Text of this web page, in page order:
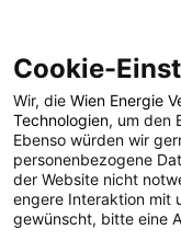
Cookie-
Wir, die Wien Energie
Technologien, um den
Ebenso würden wir
personenbezogene
der Website nicht
engere Interaktion mit
gewünscht, bitte eine